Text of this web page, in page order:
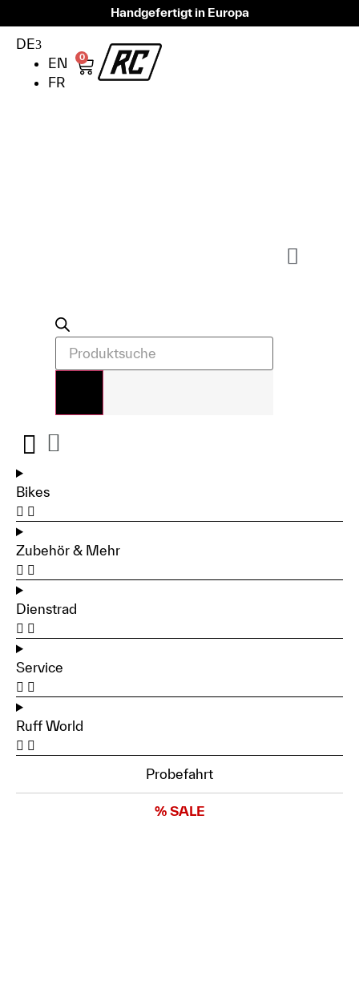
Handgefertigt in Europa
DE
EN
FR
0
Bikes
Zubehör & Mehr
Dienstrad
Service
Ruff World
Probefahrt
% SALE